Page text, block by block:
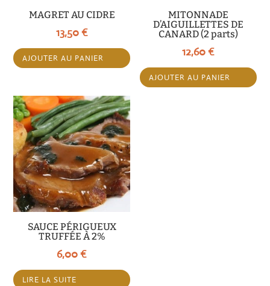
MAGRET AU CIDRE
13,50€
AJOUTER AU PANIER
MITONNADE
D’AIGUILLETTES DE
CANARD (2 parts)
12,60€
AJOUTER AU PANIER
SAUCE PÉRIGUEUX
TRUFFÉE À 2%
6,00€
LIRE LA SUITE